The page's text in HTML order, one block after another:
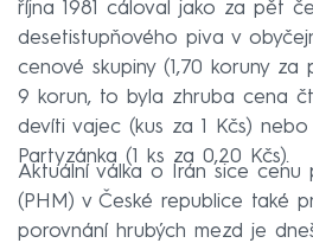
října 1981 cáloval jako za pět
desetistupňového piva v
cenové skupiny (1,70 koruny za
9 korun, to byla zhruba cena
devíti vajec (kus za 1 Kčs)
Partyzánka (1 ks za 0,20 Kčs).
Aktuální válka o Írán sice cenu
(PHM) v České republice také
porovnání hrubých mezd je